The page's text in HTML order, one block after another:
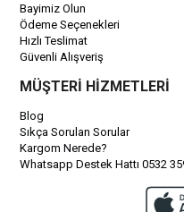
Bayimiz Olun
Ödeme Seçenekleri
Hızlı Teslimat
Güvenli Alışveriş
MÜŞTERİ HİZMETLERİ
Blog
Sıkça Sorulan Sorular
Kargom Nerede?
Whatsapp Destek Hattı 0532